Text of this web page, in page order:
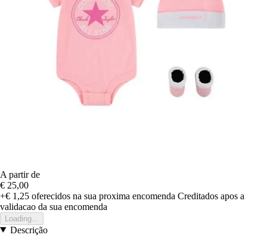
A partir de
€ 25,00
+€ 1,25 oferecidos na sua proxima encomenda Creditados apos a
validacao da sua encomenda
Loading...
Descrição